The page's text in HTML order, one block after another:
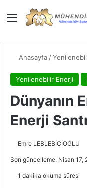
Menü
Anasayfa /
Yenilenebilir Enerji
Dünyanın
Enerji
Emre LEBLEBİCİOĞLU
Son güncelleme: Nisan 17,
1 dakika okuma süresi